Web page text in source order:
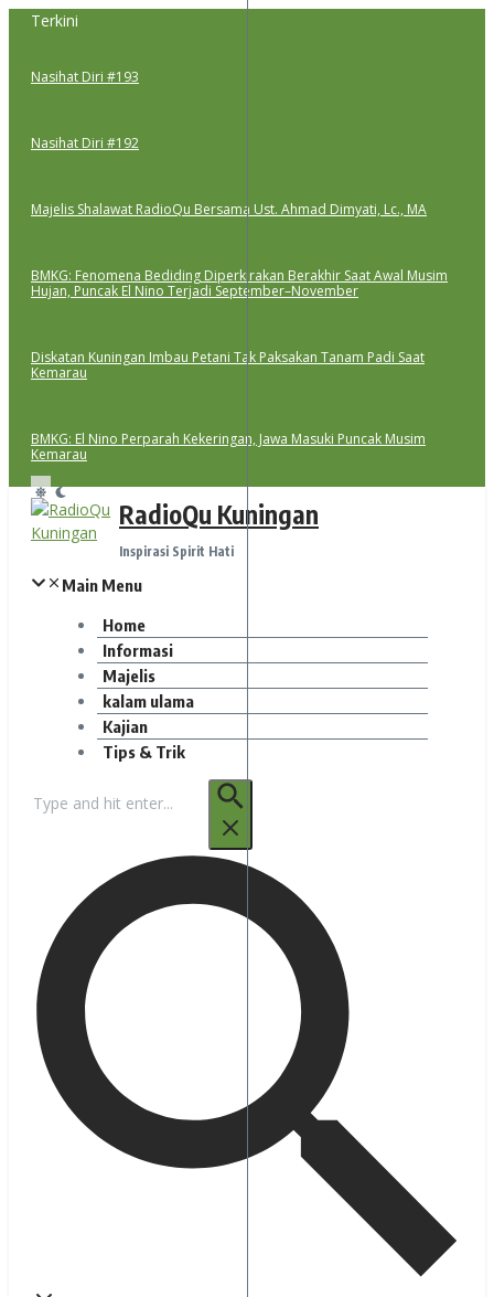
Lewati
Terkini
Nasihat Diri #193
Nasihat Diri #192
Majelis Shalawat RadioQu Bersama Ust. Ahmad Dimyati, Lc., MA
BMKG: Fenomena Bediding Diperkirakan Berakhir Saat Awal Musim
Hujan, Puncak El Nino Terjadi September–November
Diskatan Kuningan Imbau Petani Tak Paksakan Tanam Padi Saat
Kemarau
BMKG: El Nino Perparah Kekeringan, Jawa Masuki Puncak Musim
Kemarau
RadioQu Kuningan
Inspirasi Spirit Hati
Main Menu
Home
Informasi
Majelis
kalam ulama
Kajian
Tips & Trik
untuk: